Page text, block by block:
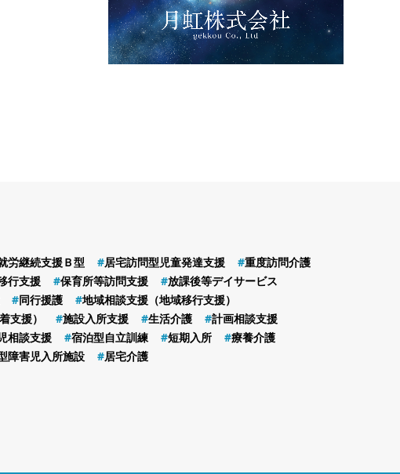
労継続支援Ｂ型 居宅訪問型児童発達支援
重度訪問介護
行支援 保育所等訪問支援
放課後等デイサービス
同行援護
地域相談支援（地域移行支援）
支援）
施設入所支援 生活介護
計画相談支援
相談支援 宿泊型自立訓練 短期入所
療養介護
障害児入所施設 居宅介護